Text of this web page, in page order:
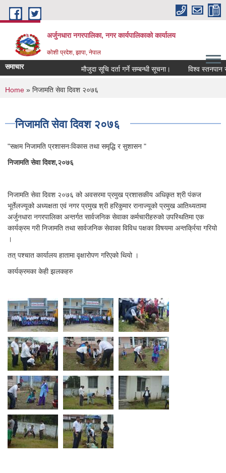
Skip to main content
अर्जुनधारा नगरपालिका, नगर कार्यपालिकाको कार्यालय
कोशी प्रदेश, झापा, नेपाल
समाचार मौजुदा सूचि दर्ता गर्ने सम्बन्धी सूचना। विश्व स्तनपान
You are here
Home » निजामति सेवा दिवश २०७६
निजामति सेवा दिवश २०७६
"सक्षम निजामति प्रशासनःविकास तथा समृद्धि र सुशासन "
निजामति सेवा दिवश,२०७६
निजामति सेवा दिवश २०७६ को अवसरमा प्रमुख प्रशासकीय अधिकृत श्री पंकज
भूर्तेलज्यूको अध्यक्षता एवं नगर प्रमुख श्री हरिकुमार रानाज्यूको प्रमुख आतिथ्यतामा
अर्जुनधारा नगरपालिका अन्तर्गत सार्वजनिक सेवाका कर्मचारीहरुको उपस्थितिमा एक
कार्यक्रम गरी निजामति तथा सार्वजनिक सेवाका विविध पक्षका विषयमा अन्तर्क्रिया गरियो
।
तत् पश्चात कार्यालय हातामा वृक्षारोपण गरिएको थियो ।
कार्यक्रमका केही झलकहरु